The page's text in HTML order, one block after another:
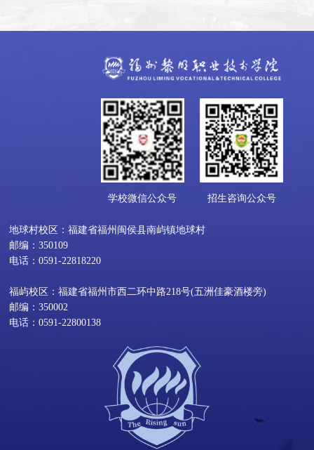
学校微信公众号 招生咨询公众号
地球村校区：福建省福州闽侯县南屿镇地球村
邮编：350109
电话：0591-22818220
福屿校区：福建省福州市西二环中路218号(五洲佳豪酒楼旁)
邮编：350002
电话：0591-22800138